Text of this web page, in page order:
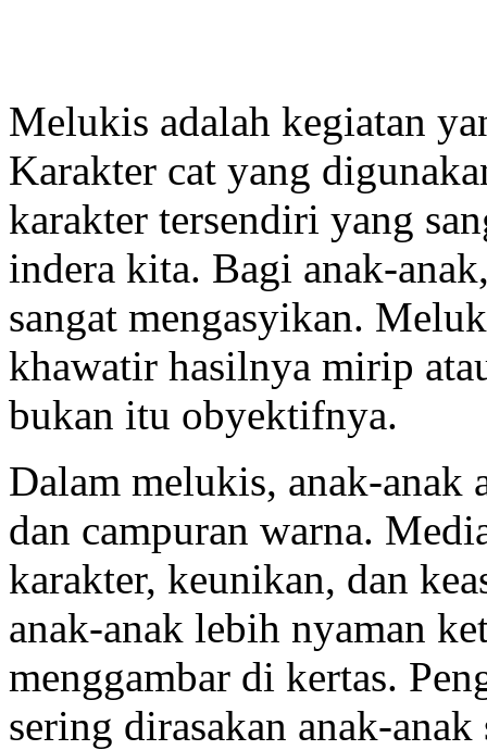
Melukis adalah kegiatan
Karakter cat yang
karakter tersendiri yang
indera kita. Bagi anak-
sangat mengasyikan.
khawatir hasilnya mirip
bukan itu obyektifnya.
Dalam melukis, anak-anak
dan campuran warna.
karakter, keunikan, dan
anak-anak lebih nyaman
menggambar di kertas.
sering dirasakan anak-anak